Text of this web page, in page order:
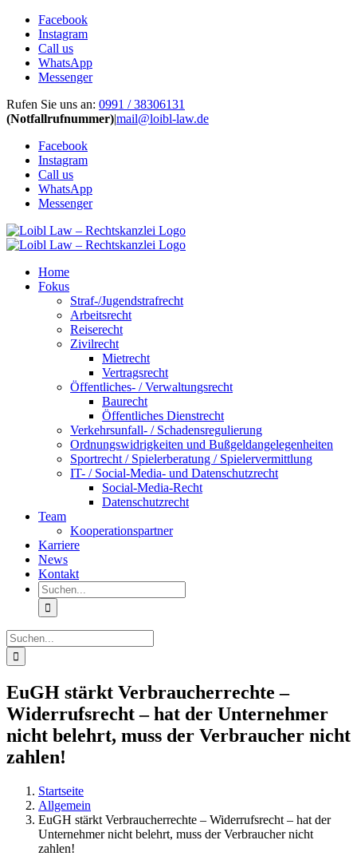
Facebook
Instagram
Call us
WhatsApp
Messenger
Zum
Inhalt
Rufen Sie uns an: 0991 / 38306131
(Notfallrufnummer)|mail@loibl-law.de
Facebook
Instagram
Call us
WhatsApp
Messenger
Home
Fokus
Straf-/Jugendstrafrecht
Arbeitsrecht
Reiserecht
Zivilrecht
Mietrecht
Vertragsrecht
Öffentliches- / Verwaltungsrecht
Baurecht
Öffentliches Dienstrecht
Verkehrsunfall- / Schadensregulierung
Ordnungswidrigkeiten und Bußgeldangelegenheiten
Sportrecht / Spielerberatung / Spielervermittlung
IT- / Social-Media- und Datenschutzrecht
Social-Media-Recht
Datenschutzrecht
Team
Kooperationspartner
Karriere
News
Kontakt
Suche
nach:
Suche
nach:
EuGH stärkt Verbraucherrechte –
Widerrufsrecht – hat der Unternehmer
nicht belehrt, muss der Verbraucher nicht
zahlen!
Startseite
Allgemein
EuGH stärkt Verbraucherrechte – Widerrufsrecht – hat der
Unternehmer nicht belehrt, muss der Verbraucher nicht
zahlen!